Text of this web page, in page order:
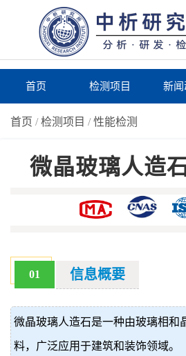
首页 检测项目 新闻
首页 /检测项目 /性能检测
微晶玻璃人造
01 信息概要
微晶玻璃人造石是一种由玻璃相和
料，广泛应用于建筑和装饰领域。
价
真